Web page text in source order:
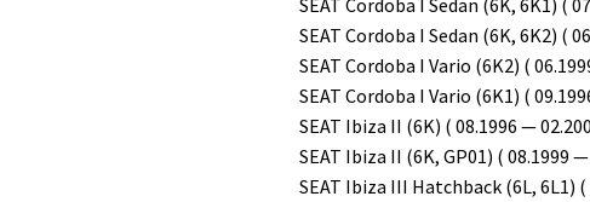
SEAT Cordoba I Sedan (6K, 6K2) (
SEAT Cordoba I Vario (6K2) (
SEAT Cordoba I Vario (6K1) (
SEAT Ibiza II (6K) ( 08.1996 —
SEAT Ibiza II (6K, GP01) ( 08.1999
SEAT Ibiza III Hatchback (6L, 6L1)